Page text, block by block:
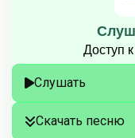
Доступ
Слушать
Скачать песню